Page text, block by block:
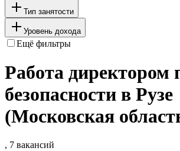
Тип занятости
Уровень дохода
Ещё фильтры
Работа директором
безопасности в Рузе
(Московская
, 7 вакансий